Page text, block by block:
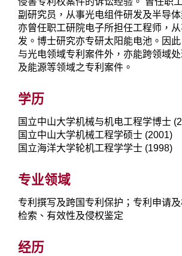
副研究员，从事光电组件研发及半导体
亦曾任职工研院电子所担任工程师，
发。博士研究亦专研太阳能电池。因
与光电领域专利案件外，亦能跨领域
及能源等领域之专利案件。
学历
国立中山大学机械与机电工程学博士
国立中山大学机械工程学硕士 (2001)
国立海洋大学轮机工程学学士 (1998)
专业领域
专利撰写及跨国专利保护；专利申请及
检索、有效性及侵权鉴定
经历